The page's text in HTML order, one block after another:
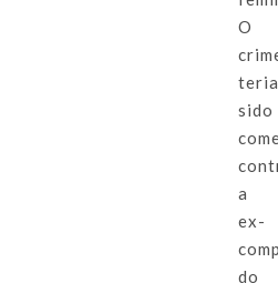
O
sido
a
ex-
do